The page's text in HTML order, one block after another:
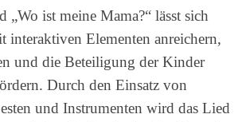
„Wo ist meine Mama?“ lässt sich
interaktiven Elementen anreichern,
und die Beteiligung der Kinder
Durch den Einsatz von
und Instrumenten wird das Lied